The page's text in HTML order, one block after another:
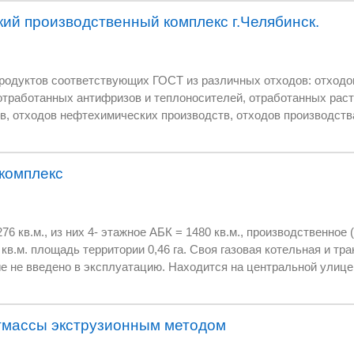
Находиться в черте города. На территории завода ЧТЗ. Цех действующий
производственный комплекс г.Челябинск.
отходов эксплуатации
отработанных растворителей,
теплоносители, тормозные и
до 15 кВт и
подлежит регистрации в органах надзора.
промышленная ректификационная установка. Автоматика.
из них 4- этажное АБК = 1480 кв.м., производственное ( складское ) 1-этаж
Находится на центральной улице города ( пр. Ленина ).
экструзионным методом